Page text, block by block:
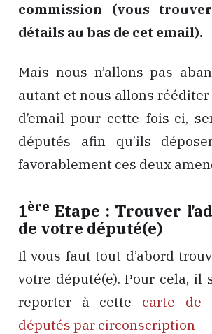
commission (vous
détails au bas de cet email).
Mais nous n’allons pas
autant et nous allons rééditer
d’email pour cette fois-ci,
députés afin qu’ils
favorablement ces deux
1ère Etape : Trouver
de votre député(e)
Il vous faut tout d’abord
votre député(e). Pour cela, il
reporter à cette carte de
députés par circonscription